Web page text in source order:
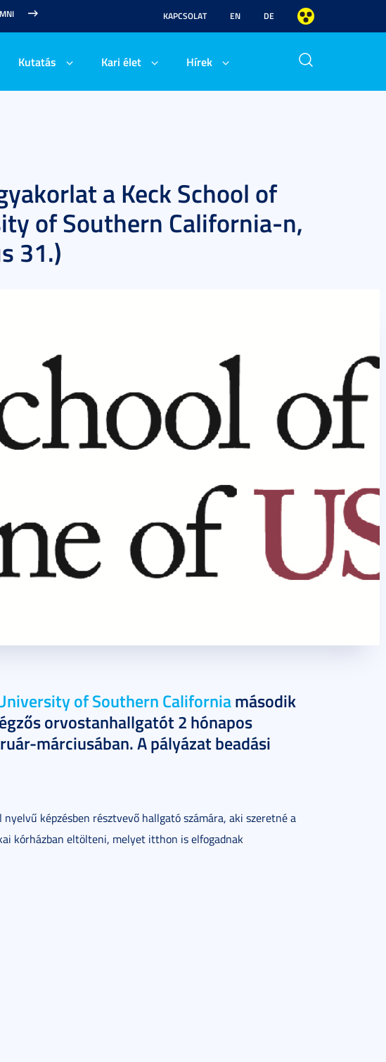
KAPCSOLAT EN DE
Kutatás Kari élet Hírek
a Keck School of
of Southern California-n,
31.)
of Southern Californiamásodik
orvostanhallgatót 2 hónapos
márciusában. A pályázat beadási
képzésben résztvevő hallgató számára, aki szeretné a
kórházban eltölteni, melyet itthon is elfogadnak